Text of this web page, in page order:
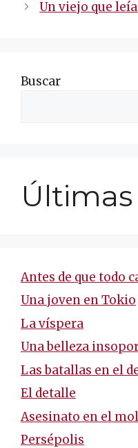
entradas
Un viejo que
Buscar
Últimas
Antes de que todo
Una joven en Tokio
La víspera
Una belleza
Las batallas en el
El detalle
Asesinato en el
Persépolis